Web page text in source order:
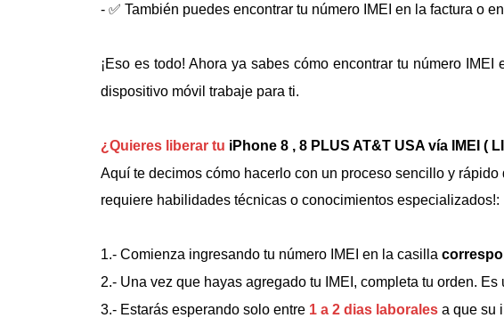
- ✅ También puedes encontrar tu número IMEI en la factura o
¡Eso es todo! Ahora ya sabes cómo encontrar tu número
dispositivo móvil trabaje para ti.
¿Quieres liberar tu iPhone 8 , 8 PLUS AT&T USA vía IMEI (
Aquí te decimos cómo hacerlo con un proceso sencillo y
requiere habilidades técnicas o conocimientos especializados!:
1.- Comienza ingresando tu número IMEI en la casilla
2.- Una vez que hayas agregado tu IMEI, completa tu orden.
3.- Estarás esperando solo entre 1 a 2 dias laborales a que su